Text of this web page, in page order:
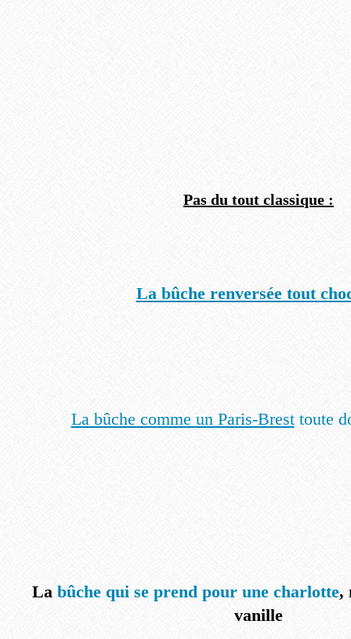
Pas du tout classique :
La bûche renversée tout
La bûche comme un Paris-Bresttoute
La bûche qui se prend pour une charlotte,
vanille